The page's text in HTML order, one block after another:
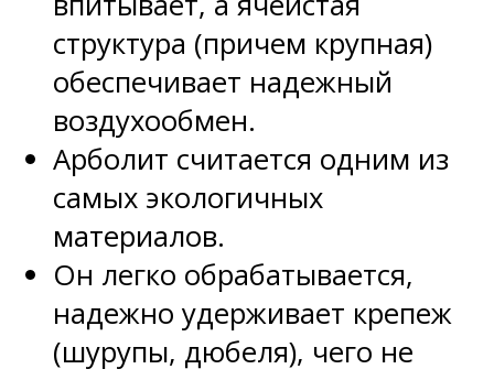
структура (причем крупная)
обеспечивает надежный
воздухообмен.
Арболит считается одним из
самых экологичных
материалов.
Он легко обрабатывается,
надежно удерживает крепеж
(шурупы, дюбеля), чего не